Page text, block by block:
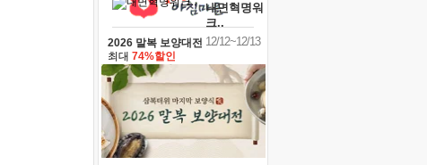
내면혁명워
크..
12/12~12/13
2026 말복 보양대전
최대 74%할인